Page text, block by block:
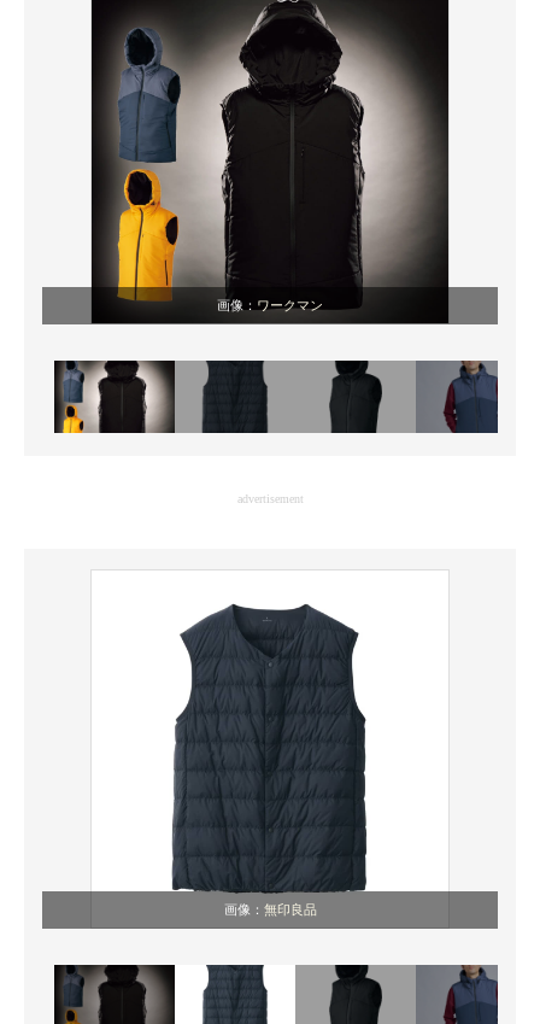
進化するPCとデバイスの未来
好きが集まる 比べて選べる
ビジネスと働き方のヒント
AI活用のいまが分かる
企業ITのトレンドを詳説
経営リーダーのコミュニティ
マーケ×ITの今がよく分かる
ITエンジニア向け専門サイト
製造業のIT導入・活用を支援
モノづくり技術者専門サイト
エレクトロニクス専門サイト
電子設計の基本と応用
エネルギーの専門メディア
建設×テクノロジーの最前線
ちょっと気になるネットの話題
画像： ワークマン
advertisement
画像： 無印良品